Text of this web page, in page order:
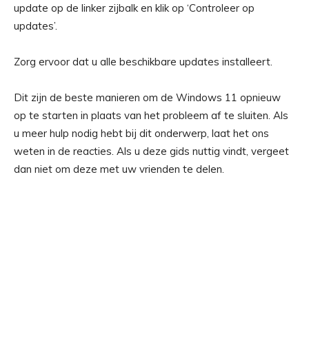
update op de linker zijbalk en klik op ‘Controleer op
updates’.
Zorg ervoor dat u alle beschikbare updates installeert.
Dit zijn de beste manieren om de Windows 11 opnieuw
op te starten in plaats van het probleem af te sluiten. Als
u meer hulp nodig hebt bij dit onderwerp, laat het ons
weten in de reacties. Als u deze gids nuttig vindt, vergeet
dan niet om deze met uw vrienden te delen.